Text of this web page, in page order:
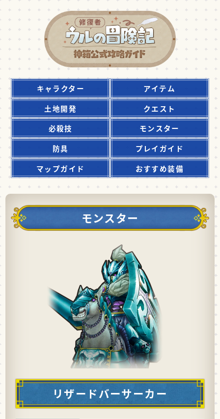
キャラクター
アイテム
土地開発
クエスト
必殺技
モンスター
防具
プレイガイド
マップガイド
おすすめ装備
モンスター
リザードバーサーカー